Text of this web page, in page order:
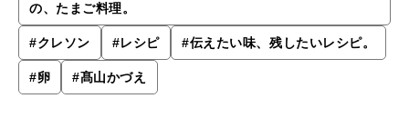
の、たまご料理。
#クレソン #レシピ #伝えたい味、残したいレシピ。
#卵 #髙山かづえ